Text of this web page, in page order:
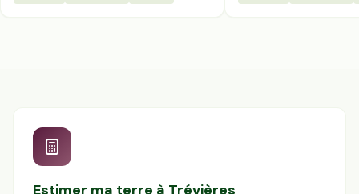
Estimer ma terre à Trévières